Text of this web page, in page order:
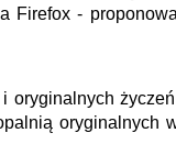
Firefox -
oryginalnych
oryginalnych